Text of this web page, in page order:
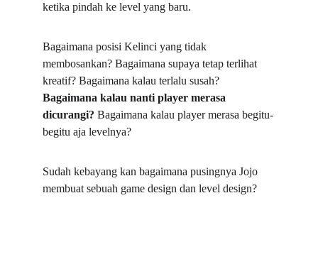
ketika pindah ke level yang baru.
Bagaimana posisi Kelinci yang tidak
membosankan? Bagaimana supaya tetap terlihat
kreatif? Bagaimana kalau terlalu susah?
Bagaimana kalau nanti player merasa
dicurangi? Bagaimana kalau player merasa begitu-
begitu aja levelnya?
Sudah kebayang kan bagaimana pusingnya Jojo
membuat sebuah game design dan level design?